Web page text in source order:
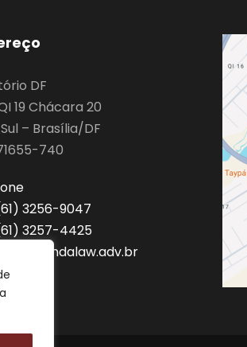
DF
19 Chácara 20
– Brasília/DF
740
3256-9047
3257-4425